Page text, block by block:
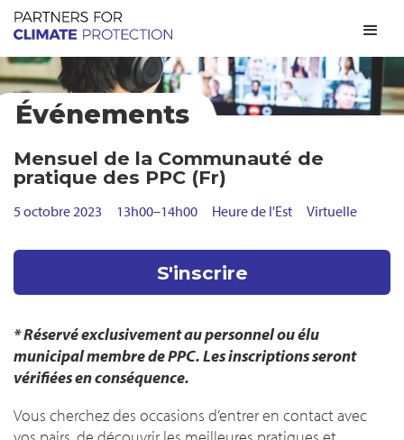
Événements
Mensuel de la Communauté de
pratique des PPC (Fr)
5 octobre 2023 13h00–14h00 Heure de l'Est Virtuelle
S'inscrire
* Réservé exclusivement au personnel ou élu
municipal membre de PPC. Les inscriptions seront
vérifiées en conséquence.
Vous cherchez des occasions d’entrer en contact avec